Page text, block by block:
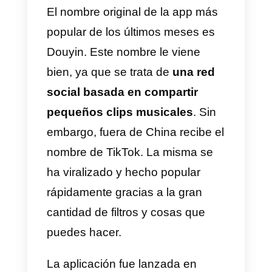
constantemente.
Es por esta razón que hemos
decidido hacer este artículo
donde te explicaremos
detalladamente.Como vender
en TikTok, cuáles son las
mejores estrategias y que
herramientapuede potencializar
tus ventas en esta plataforma.